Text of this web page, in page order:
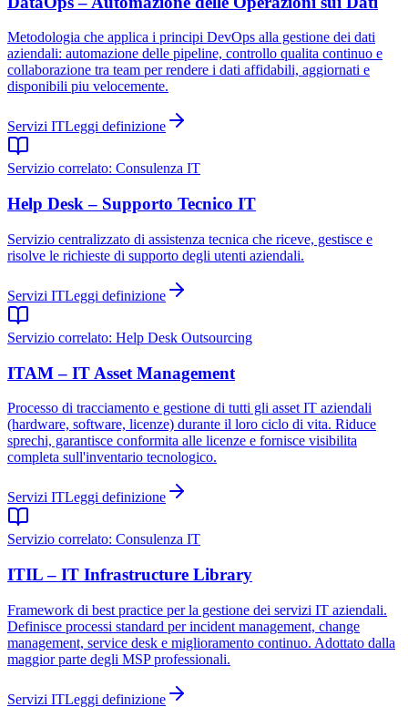
Metodologia che applica i principi DevOps alla gestione dei dati
aziendali: automazione delle pipeline, controllo qualita continuo e
collaborazione tra team per rendere i dati affidabili, aggiornati e
disponibili piu velocemente.
Servizi ITLeggi definizione
Servizio correlato: Consulenza IT
Help Desk – Supporto Tecnico IT
Servizio centralizzato di assistenza tecnica che riceve, gestisce e
risolve le richieste di supporto degli utenti aziendali.
Servizi ITLeggi definizione
Servizio correlato: Help Desk Outsourcing
ITAM – IT Asset Management
Processo di tracciamento e gestione di tutti gli asset IT aziendali
(hardware, software, licenze) durante il loro ciclo di vita. Riduce
sprechi, garantisce conformita alle licenze e fornisce visibilita
completa sull'inventario tecnologico.
Servizi ITLeggi definizione
Servizio correlato: Consulenza IT
ITIL – IT Infrastructure Library
Framework di best practice per la gestione dei servizi IT aziendali.
Definisce processi standard per incident management, change
management, service desk e miglioramento continuo. Adottato dalla
maggior parte degli MSP professionali.
Servizi ITLeggi definizione